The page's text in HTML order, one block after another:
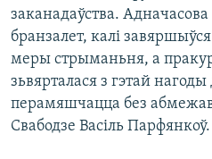
заканадаўства. Адначасова
бранзалет, калі
меры стрыманьня, а
зьвярталася з гэтай
перамяшчацца без
Свабодзе Васіль Парфянкоў.